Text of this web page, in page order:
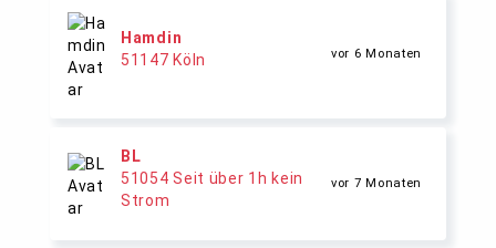
Hamdin
51147 Köln
vor 6 Monaten
BL
51054 Seit über 1h kein
Strom
vor 7 Monaten